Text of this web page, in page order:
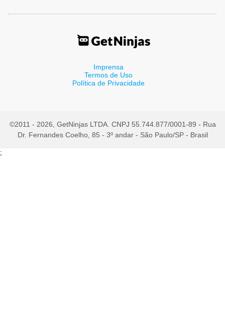
Imprensa
Termos de Uso
Política de Privacidade
©2011 - 2026, GetNinjas LTDA. CNPJ 55.744.877/0001-89 - Rua
Dr. Fernandes Coelho, 85 - 3º andar - São Paulo/SP - Brasil
;